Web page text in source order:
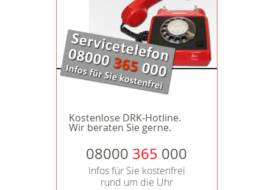
Kostenlose DRK-Hotline.
Wir beraten Sie gerne.
08000 365 000
Infos für Sie kostenfrei
rund um die Uhr